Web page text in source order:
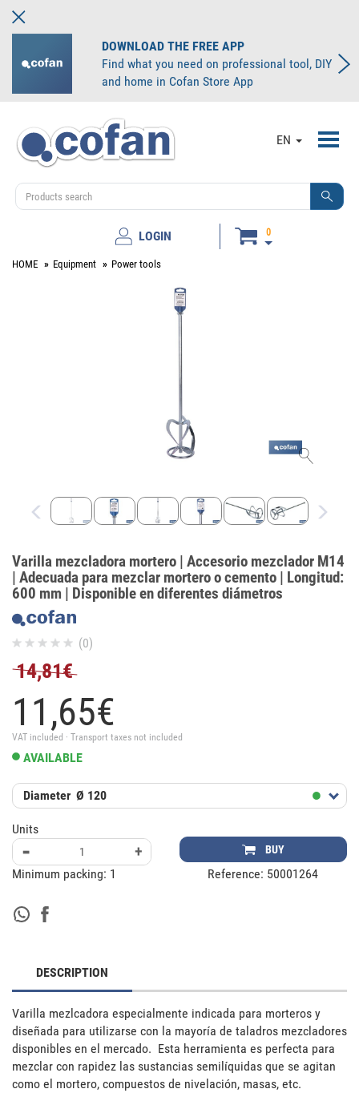
DOWNLOAD THE FREE APP
Find what you need on professional tool, DIY
and home in Cofan Store App
EN
LOGIN 0
HOME Equipment Power tools
Varilla mezcladora mortero | Accesorio mezclador M14
| Adecuada para mezclar mortero o cemento | Longitud:
600 mm | Disponible en diferentes diámetros
(0)
14,81€
11,65€
VAT included · Transport taxes not included
AVAILABLE
Diameter Ø 120
Units
- + BUY
Minimum packing: 1 Reference: 50001264
DESCRIPTION
Varilla mezlcadora especialmente indicada para morteros y
diseñada para utilizarse con la mayoría de taladros mezcladores
disponibles en el mercado.  Esta herramienta es perfecta para
mezclar con rapidez las sustancias semilíquidas que se agitan
como el mortero, compuestos de nivelación, masas, etc.